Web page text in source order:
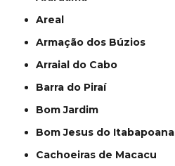
Areal
Armação dos Búzios
Arraial do Cabo
Barra do Piraí
Bom Jardim
Bom Jesus do Itabapoana
Cachoeiras de Macacu